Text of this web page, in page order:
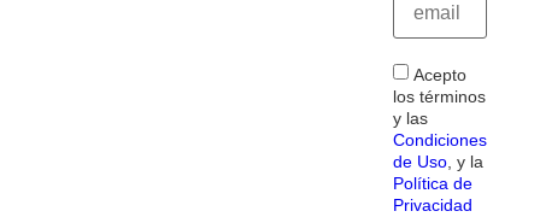
Acepto
los términos
y las
Condiciones
de Uso, y la
Política de
Privacidad